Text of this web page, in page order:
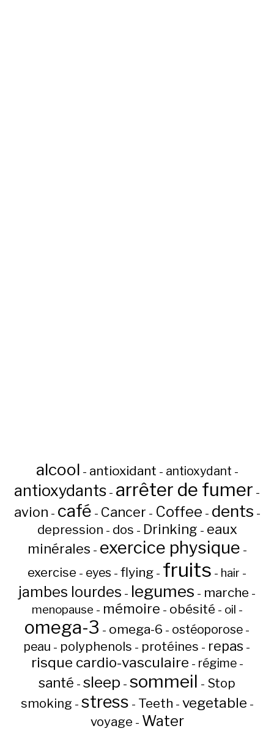
alcool - antioxidant - antioxydant -
antioxydants - arrêter de fumer -
avion - café - Cancer - Coffee - dents -
depression - dos - Drinking - eaux
minérales - exercice physique -
exercise - eyes - flying - fruits - hair -
jambes lourdes - legumes - marche -
menopause - mémoire - obésité - oil -
omega-3 - omega-6 - ostéoporose -
peau - polyphenols - protéines - repas -
risque cardio-vasculaire - régime-
santé - sleep - sommeil - Stop
smoking - stress - Teeth - vegetable -
voyage - Water